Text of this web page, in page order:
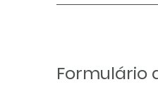
Formulário